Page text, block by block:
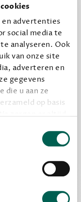
en advertenties
social media te
analyseren. Ook
van onze site
adverteren en
gegevens
die u aan ze
op basis
data van je
delen
je kunt